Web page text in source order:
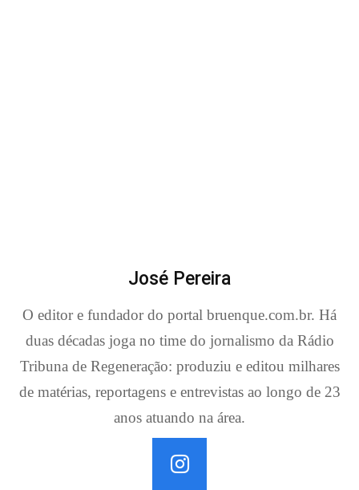
José Pereira
O editor e fundador do portal bruenque.com.br. Há
duas décadas joga no time do jornalismo da Rádio
Tribuna de Regeneração: produziu e editou milhares
de matérias, reportagens e entrevistas ao longo de 23
anos atuando na área.